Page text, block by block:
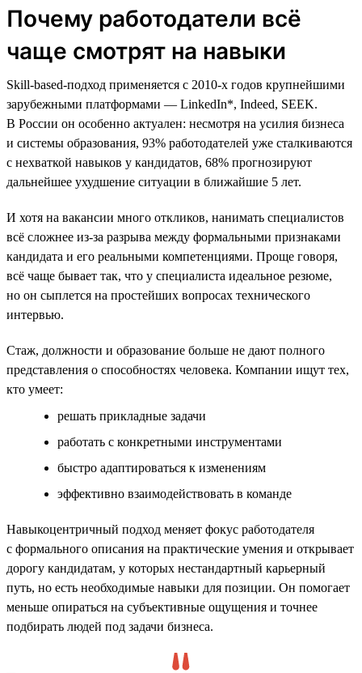
Почему работодатели всё
чаще смотрят на навыки
Skill-based-подход применяется с 2010-х годов крупнейшими
зарубежными платформами — LinkedIn*, Indeed, SEEK.
В России он особенно актуален: несмотря на усилия бизнеса
и системы образования, 93% работодателей уже сталкиваются
с нехваткой навыков у кандидатов, 68% прогнозируют
дальнейшее ухудшение ситуации в ближайшие 5 лет.
И хотя на вакансии много откликов, нанимать специалистов
всё сложнее из-за разрыва между формальными признаками
кандидата и его реальными компетенциями. Проще говоря,
всё чаще бывает так, что у специалиста идеальное резюме,
но он сыплется на простейших вопросах технического
интервью.
Стаж, должности и образование больше не дают полного
представления о способностях человека. Компании ищут тех,
кто умеет:
решать прикладные задачи
работать с конкретными инструментами
быстро адаптироваться к изменениям
эффективно взаимодействовать в команде
Навыкоцентричный подход меняет фокус работодателя
с формального описания на практические умения и открывает
дорогу кандидатам, у которых нестандартный карьерный
путь, но есть необходимые навыки для позиции. Он помогает
меньше опираться на субъективные ощущения и точнее
подбирать людей под задачи бизнеса.